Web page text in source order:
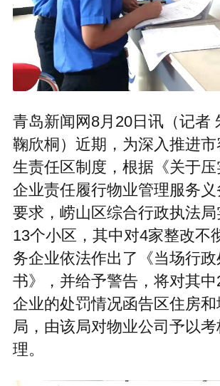
青岛新闻网8月20日讯（记者
鞠欣桐）近期，为深入推进市
生责任区制度，根据《关于
企业责任履行物业管理服务义
要求，崂山区综合行政执法局
13个小区，其中对4家整改不
务企业依法作出了《当场行政
书》，并给予警告，将对其
企业的处罚情况函告区住房
局，由该局对物业公司予以
理。